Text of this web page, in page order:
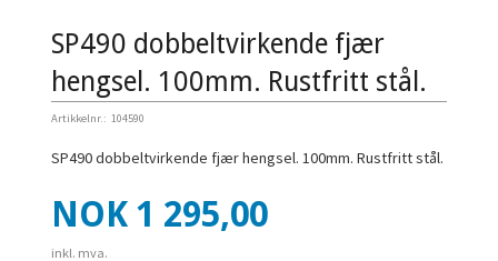
SP490 dobbeltvirkende fjær
hengsel. 100mm. Rustfritt stål.
Artikkelnr.: 104590
SP490 dobbeltvirkende fjær hengsel. 100mm. Rustfritt stål.
Pris
NOK 1 295,00
inkl. mva.